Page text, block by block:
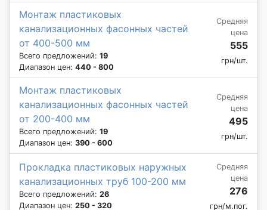
Монтаж пластиковых
канализационных фасонных частей
от 400-500 мм
Всего предложений: 19
Диапазон цен: 440 - 800
Средняя
цена
555
грн/шт.
Монтаж пластиковых
канализационных фасонных частей
от 200-400 мм
Всего предложений: 19
Диапазон цен: 390 - 600
Средняя
цена
495
грн/шт.
Прокладка пластиковых наружных
канализационных труб 100-200 мм
Всего предложений: 26
Диапазон цен: 250 - 320
Средняя
цена
276
грн/м.пог.